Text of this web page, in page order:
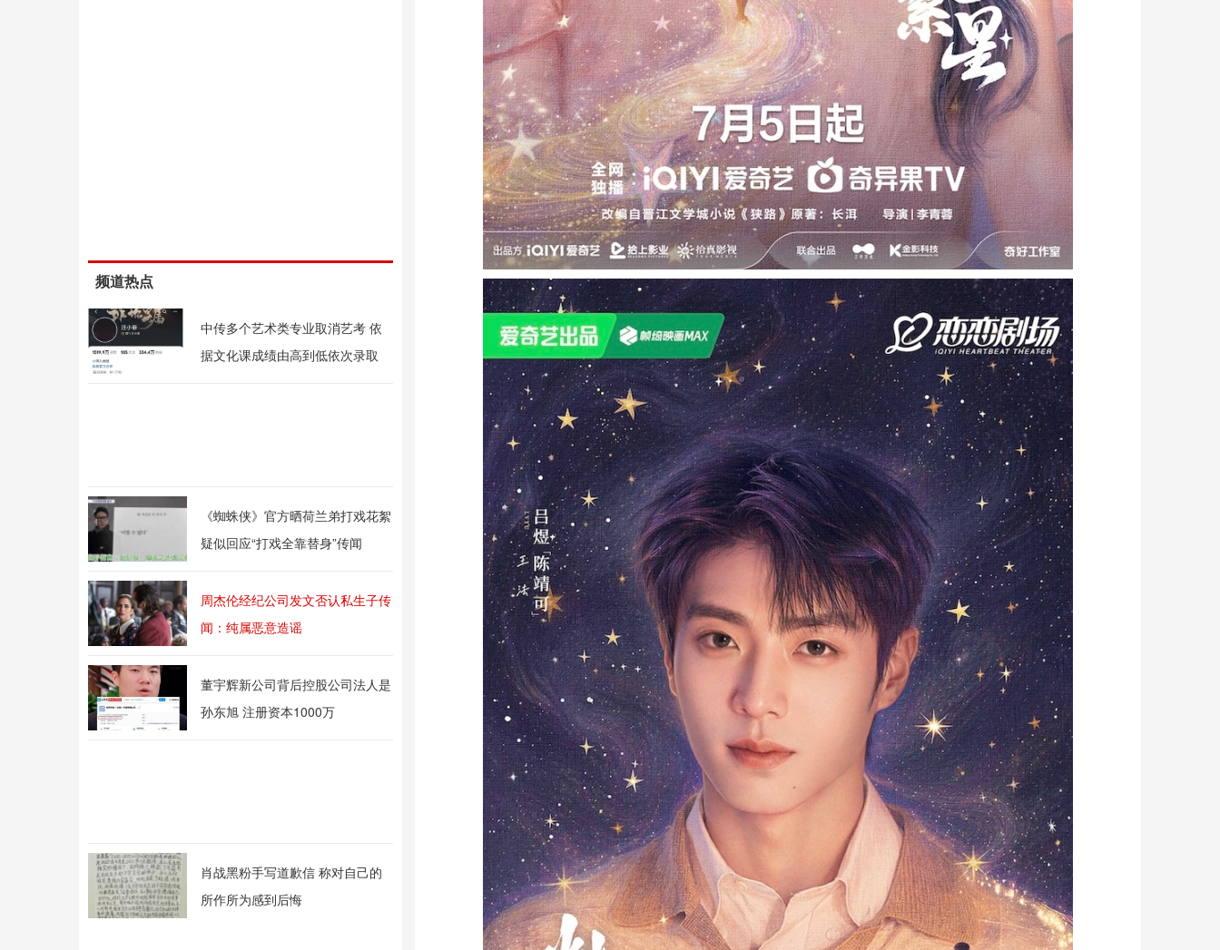
频道热点
中传多个艺术类专业取消艺考 依
据文化课成绩由高到低依次录取
《蜘蛛侠》官方晒荷兰弟打戏花絮
疑似回应“打戏全靠替身”传闻
周杰伦经纪公司发文否认私生子传
闻：纯属恶意造谣
董宇辉新公司背后控股公司法人是
孙东旭 注册资本1000万
肖战黑粉手写道歉信 称对自己的
所作所为感到后悔